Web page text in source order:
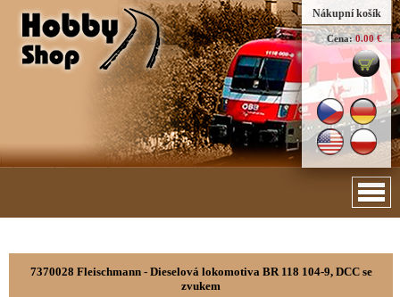
Nákupní košík
Cena: 0.00 €
7370028 Fleischmann - Dieselová lokomotiva BR 118 104-9, DCC se
zvukem